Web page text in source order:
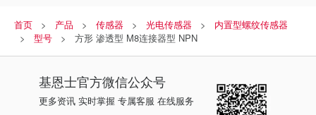
首页 产品 传感器 光电传感器
内置型螺纹传感器
型号
方形 渗透型 M8连接器型 NPN
基恩士官方微信公众号
更多资讯 实时掌握 专属客服 在线服务